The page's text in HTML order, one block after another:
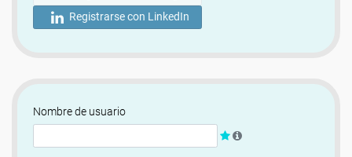
Registrarse con LinkedIn
Nombre de usuario